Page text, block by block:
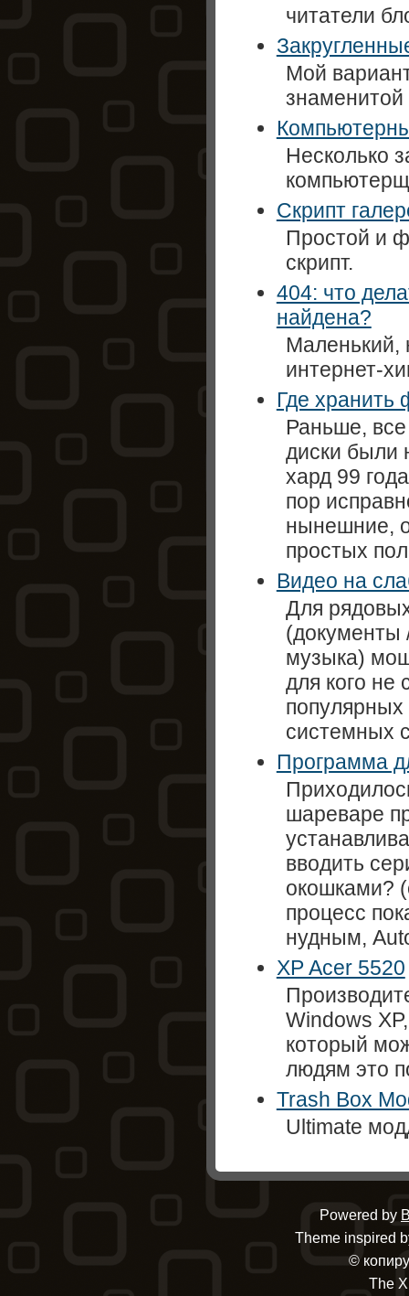
читатели
Мой
Несколько
Скрипт
Простой и
скрипт.
404: что
найдена?
Маленький,
интернет-
Где хранить
Раньше,
диски были
хард 99
пор
нынешние,
простых
Видео на
Для
(документы
музыка)
для кого не
системных
Программа
шареваре
вводить
окошками?
процесс
нудным,
XP Acer 5520
Windows
который
людям это
Trash Box
Ultimate
Powered by
Theme inspired
©
The